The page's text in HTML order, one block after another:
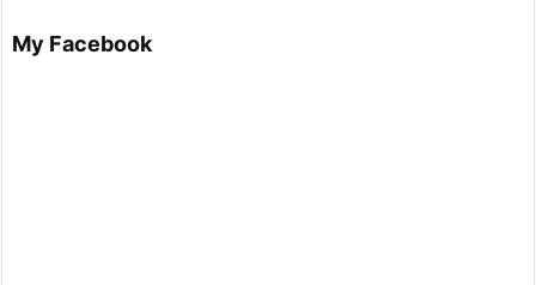
My Facebook